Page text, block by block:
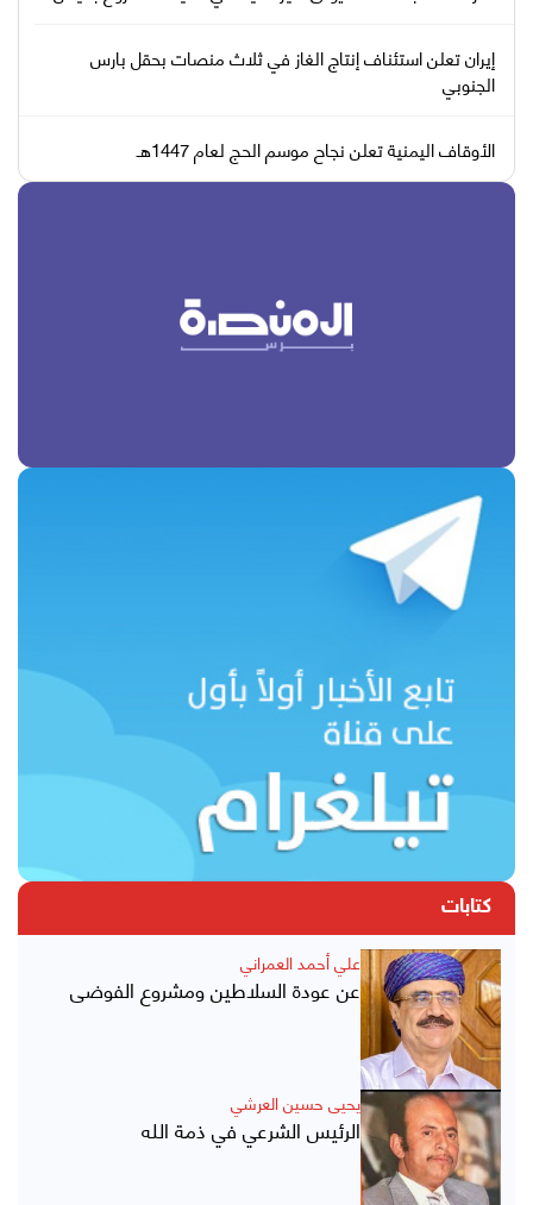
إيران تعلن استئناف إنتاج الغاز في ثلاث منصات بحقل بارس
الجنوبي
الأوقاف اليمنية تعلن نجاح موسم الحج لعام 1447هـ
كتابات
علي أحمد العمراني
عن عودة السلاطين ومشروع الفوضى
يحيى حسين العرشي
الرئيس الشرعي في ذمة الله